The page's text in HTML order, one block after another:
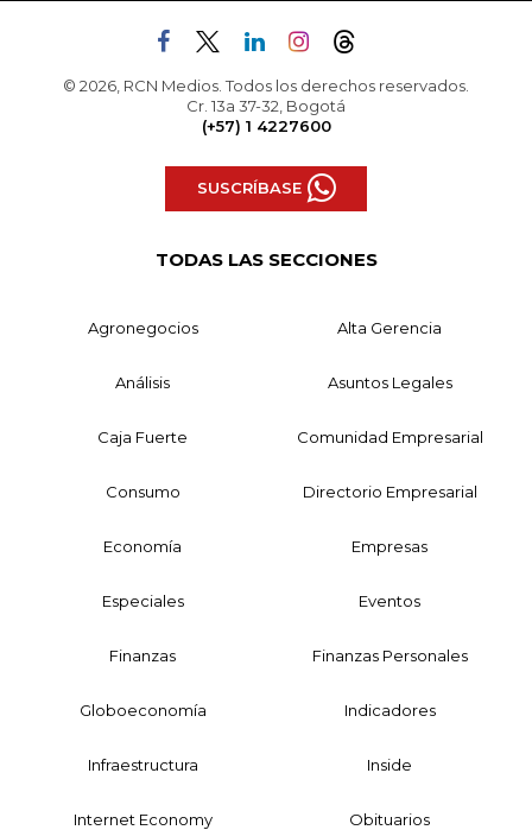
© 2026, RCN Medios. Todos los derechos reservados.
Cr. 13a 37-32, Bogotá
(+57) 1 4227600
SUSCRÍBASE
TODAS LAS SECCIONES
Agronegocios Alta Gerencia
Análisis Asuntos Legales
Caja Fuerte Comunidad Empresarial
Consumo Directorio Empresarial
Economía Empresas
Especiales Eventos
Finanzas Finanzas Personales
Globoeconomía Indicadores
Infraestructura Inside
Internet Economy Obituarios